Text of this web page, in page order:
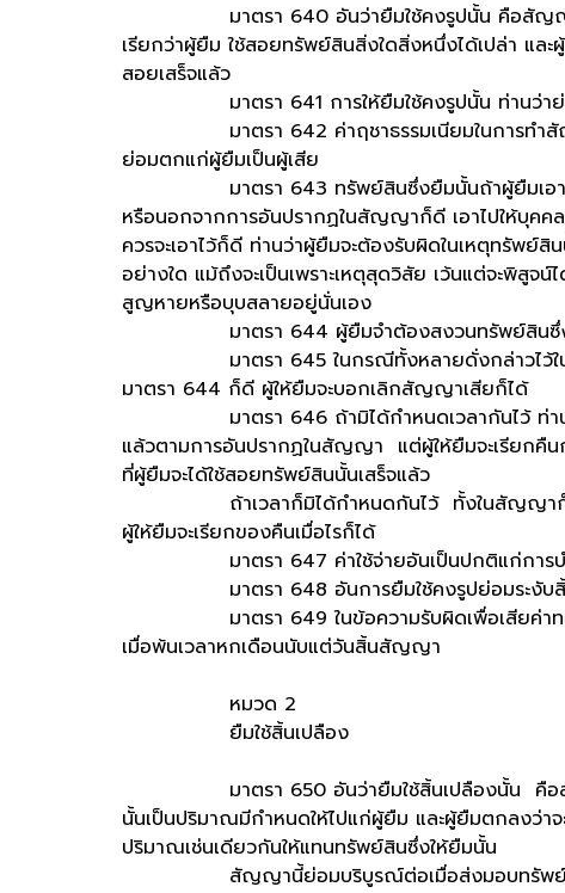
มาตรา 640 อันว่ายืมใช้คงรูปนั้น คือสัญญาซึ่ง
เรียกว่าผู้ยืม ใช้สอยทรัพย์สินสิ่งใดสิ่งหนึ่งได้เปล่า แล
สอยเสร็จแล้ว
มาตรา 641 การให้ยืมใช้คงรูปนั้น ท่านว่าย่อ
มาตรา 642 ค่าฤชาธรรมเนียมในการทำสัญ
ย่อมตกแก่ผู้ยืมเป็นผู้เสีย
มาตรา 643 ทรัพย์สินซึ่งยืมนั้นถ้าผู้ยืมเอาไปใ
หรือนอกจากการอันปรากฏในสัญญาก็ดี เอาไปให้บุคค
ควรจะเอาไว้ก็ดี ท่านว่าผู้ยืมจะต้องรับผิดในเหตุทรัพ
อย่างใด แม้ถึงจะเป็นเพราะเหตุสุดวิสัย เว้นแต่จะพิสูจ
สูญหายหรือบุบสลายอยู่นั่นเอง
มาตรา 644 ผู้ยืมจำต้องสงวนทรัพย์สินซึ่งยืม
มาตรา 645 ในกรณีทั้งหลายดั่งกล่าวไว้ใน ม
มาตรา 644 ก็ดี ผู้ให้ยืมจะบอกเลิกสัญญาเสียก็ได้
มาตรา 646 ถ้ามิได้กำหนดเวลากันไว้ ท่านให้
แล้วตามการอันปรากฏในสัญญา แต่ผู้ให้ยืมจะเรียกคืน
ที่ผู้ยืมจะได้ใช้สอยทรัพย์สินนั้นเสร็จแล้ว
ถ้าเวลาก็มิได้กำหนดกันไว้ ทั้งในสัญญาก็ไม่ป
ผู้ให้ยืมจะเรียกของคืนเมื่อไรก็ได้
มาตรา 647 ค่าใช้จ่ายอันเป็นปกติแก่การบำรุ
มาตรา 648 อันการยืมใช้คงรูปย่อมระงับสิ้น
มาตรา 649 ในข้อความรับผิดเพื่อเสียค่าทดแ
เมื่อพ้นเวลาหกเดือนนับแต่วันสิ้นสัญญา
หมวด 2
ยืมใช้สิ้นเปลือง
มาตรา 650 อันว่ายืมใช้สิ้นเปลืองนั้น คือสัญญ
นั้นเป็นปริมาณมีกำหนดให้ไปแก่ผู้ยืม และผู้ยืมตกลงว่าจ
ปริมาณเช่นเดียวกันให้แทนทรัพย์สินซึ่งให้ยืมนั้น
สัญญานี้ย่อมบริบูรณ์ต่อเมื่อส่งมอบทรัพย์